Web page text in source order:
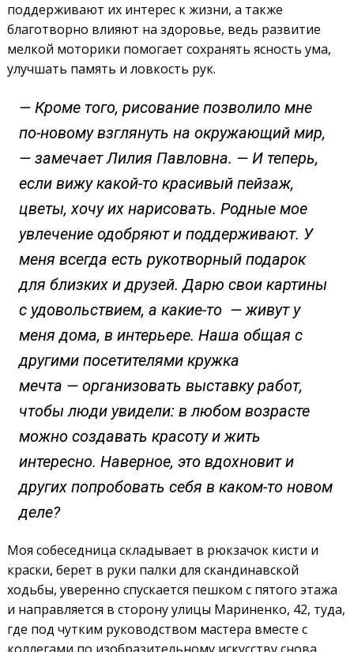
поддерживают их интерес к жизни, а также
благотворно влияют на здоровье, ведь развитие
мелкой моторики помогает сохранять ясность ума,
улучшать память и ловкость рук.
— Кроме того, рисование позволило мне
по-новому взглянуть на окружающий мир,
— замечает Лилия Павловна. — И теперь,
если вижу какой-то красивый пейзаж,
цветы, хочу их нарисовать. Родные мое
увлечение одобряют и поддерживают. У
меня всегда есть рукотворный подарок
для близких и друзей. Дарю свои картины
с удовольствием, а какие-то — живут у
меня дома, в интерьере. Наша общая с
другими посетителями кружка
мечта — организовать выставку работ,
чтобы люди увидели: в любом возрасте
можно создавать красоту и жить
интересно. Наверное, это вдохновит и
других попробовать себя в каком-то новом
деле?
Моя собеседница складывает в рюкзачок кисти и
краски, берет в руки палки для скандинавской
ходьбы, уверенно спускается пешком с пятого этажа
и направляется в сторону улицы Мариненко, 42, туда,
где под чутким руководством мастера вместе с